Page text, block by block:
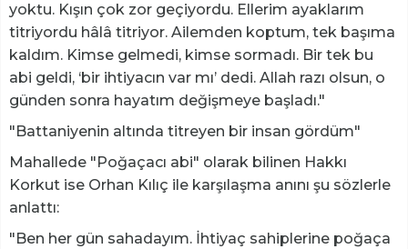
yoktu. Kışın çok zor geçiyordu. Ellerim ayaklarım
titriyordu hâlâ titriyor. Ailemden koptum, tek başıma
kaldım. Kimse gelmedi, kimse sormadı. Bir tek bu
abi geldi, ‘bir ihtiyacın var mı’ dedi. Allah razı olsun, o
günden sonra hayatım değişmeye başladı."
"Battaniyenin altında titreyen bir insan gördüm"
Mahallede "Poğaçacı abi" olarak bilinen Hakkı
Korkut ise Orhan Kılıç ile karşılaşma anını şu sözlerle
anlattı:
"Ben her gün sahadayım. İhtiyaç sahiplerine poğaça